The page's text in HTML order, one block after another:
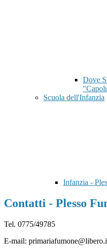
Dove
Scuola dell'Infanzia
Infanzia -
Contatti - Plesso
Tel. 0775/49785
E-mail: